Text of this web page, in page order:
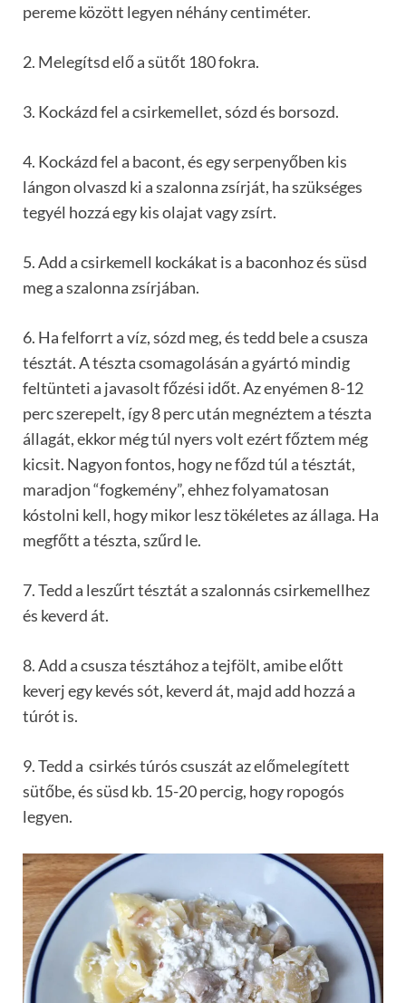
pereme között legyen néhány centiméter.
2. Melegítsd elő a sütőt 180 fokra.
3. Kockázd fel a csirkemellet, sózd és borsozd.
4. Kockázd fel a bacont, és egy serpenyőben kis
lángon olvaszd ki a szalonna zsírját, ha szükséges
tegyél hozzá egy kis olajat vagy zsírt.
5. Add a csirkemell kockákat is a baconhoz és süsd
meg a szalonna zsírjában.
6. Ha felforrt a víz, sózd meg, és tedd bele a csusza
tésztát. A tészta csomagolásán a gyártó mindig
feltünteti a javasolt főzési időt. Az enyémen 8-12
perc szerepelt, így 8 perc után megnéztem a tészta
állagát, ekkor még túl nyers volt ezért főztem még
kicsit. Nagyon fontos, hogy ne főzd túl a tésztát,
maradjon “fogkemény”, ehhez folyamatosan
kóstolni kell, hogy mikor lesz tökéletes az állaga. Ha
megfőtt a tészta, szűrd le.
7. Tedd a leszűrt tésztát a szalonnás csirkemellhez
és keverd át.
8. Add a csusza tésztához a tejfölt, amibe előtt
keverj egy kevés sót, keverd át, majd add hozzá a
túrót is.
9. Tedd a csirkés túrós csuszát az előmelegített
sütőbe, és süsd kb. 15-20 percig, hogy ropogós
legyen.